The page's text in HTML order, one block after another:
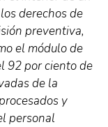
derechos de
preventiva,
el módulo de
92 por ciento de
de la
y
personal